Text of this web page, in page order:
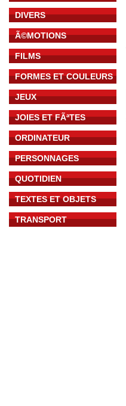
DIVERS
Ã©MOTIONS
FILMS
FORMES ET COULEURS
JEUX
JOIES ET FÃªTES
ORDINATEUR
PERSONNAGES
QUOTIDIEN
TEXTES ET OBJETS
TRANSPORT